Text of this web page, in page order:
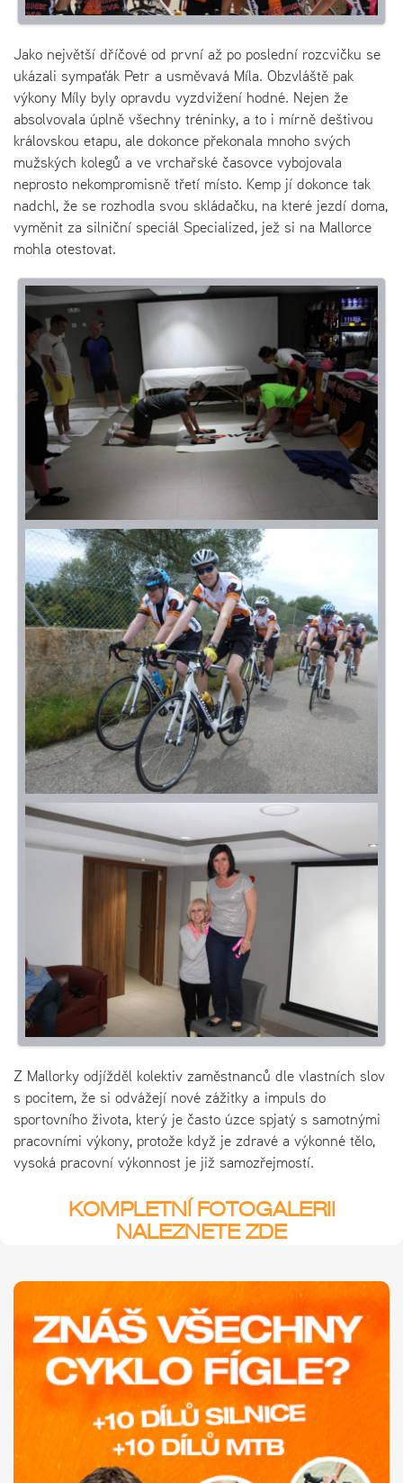
Jako největší dříčové od první až po poslední rozcvičku se
ukázali sympaťák Petr a usměvavá Míla. Obzvláště pak
výkony Míly byly opravdu vyzdvižení hodné. Nejen že
absolvovala úplně všechny tréninky, a to i mírně deštivou
královskou etapu, ale dokonce překonala mnoho svých
mužských kolegů a ve vrchařské časovce vybojovala
neprosto nekompromisně třetí místo. Kemp jí dokonce tak
nadchl, že se rozhodla svou skládačku, na které jezdí doma,
vyměnit za silniční speciál Specialized, jež si na Mallorce
mohla otestovat.
Z Mallorky odjížděl kolektiv zaměstnanců dle vlastních slov
s pocitem, že si odvážejí nové zážitky a impuls do
sportovního života, který je často úzce spjatý s samotnými
pracovními výkony, protože když je zdravé a výkonné tělo,
vysoká pracovní výkonnost je již samozřejmostí.
KOMPLETNÍ FOTOGALERII
NALEZNETE ZDE